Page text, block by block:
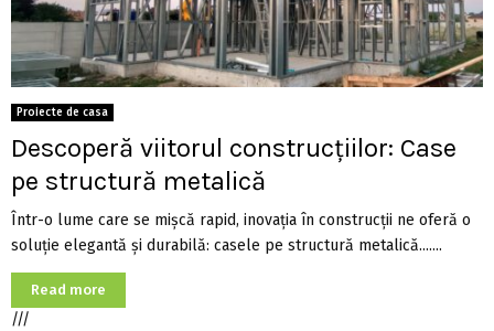
Proiecte de casa
Descoperă viitorul construcțiilor: Case
pe structură metalică
Într-o lume care se mișcă rapid, inovația în construcții ne oferă o
soluție elegantă și durabilă: casele pe structură metalică.......
Read more
///